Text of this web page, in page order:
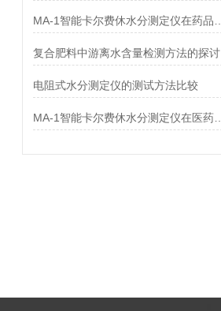
复合肥料中游离水含量检测方法的探讨
电阻式水分测定仪的测试方法比较